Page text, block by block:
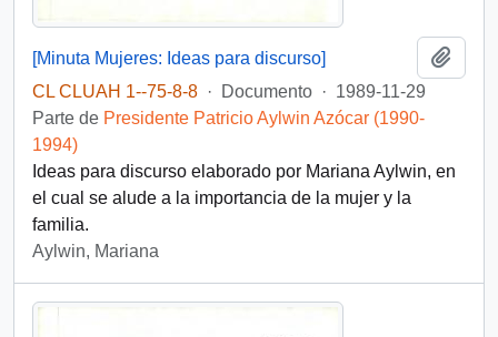
[Minuta Mujeres: Ideas para discurso]
CL CLUAH 1--75-8-8 · Documento · 1989-11-29
Parte de Presidente Patricio Aylwin Azócar (1990-
1994)
Ideas para discurso elaborado por Mariana Aylwin, en
el cual se alude a la importancia de la mujer y la
familia.
Aylwin, Mariana